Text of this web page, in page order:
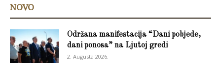
NOVO
Održana manifestacija “Dani pobjede,
dani ponosa” na Ljutoj gredi
2. Augusta 2026.